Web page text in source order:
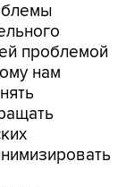
проблемой
нам